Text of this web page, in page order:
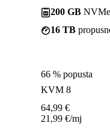
200 GB NVMe
16 TB
66 % popusta
KVM 8
64,99 €
21,99 €/mj